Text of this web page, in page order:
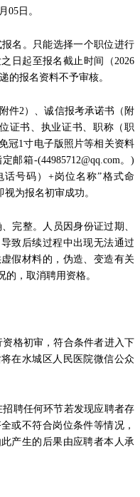
05日。
名。只能选择一个职位进行
日起至报名截止时间（2026
的报名资料不予审核。
件2）、诚信报考承诺书（附
证书、执业证书、职称（职
冠1寸电子版照片等相关资料
邮箱-(44985712@qq.com。)
号码）+岗位名称”格式命
为报名初审成功。
完整。人员因身份证过期、
致后续过程中出现无法通过
假材料的，伪造、变造有关
，取消聘用资格。
格初审，符合条件者进入下
在水城区人民医院微信公众
聘任何环节若发现应聘者存
或不符合岗位条件等情况，
产生的后果由应聘者本人承